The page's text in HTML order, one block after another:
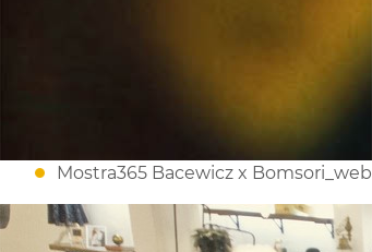
Mostra365 Bacewicz x Bomsori_web